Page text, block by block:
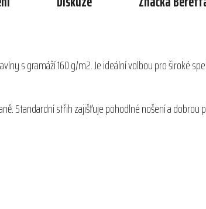
s gramáží 160 g/m2. Je ideální volbou pro široké
Standardní střih zajišťuje pohodlné nošení a